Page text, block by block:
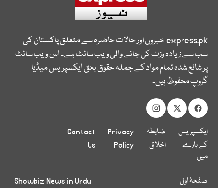
express.pkخبروں اور حالات حاضرہ سے متعلق پاکستان کی
سب سے زیادہ وزٹ کی جانے والی ویب سائٹ ہے۔ اس ویب سائٹ
پر شائع شدہ تمام مواد کے جملہ حقوق بحق ایکسپریس میڈیا
گروپ محفوظ ہیں۔
ایکسپریس
کے بارے
میں
ضابطہ
اخلاق
Privacy
Policy
Contact
Us
صفحۂ اول
Showbiz News in Urdu